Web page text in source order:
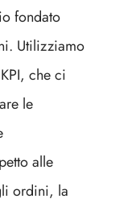
fondato
Utilizziamo
che ci
le
alle
ordini, la